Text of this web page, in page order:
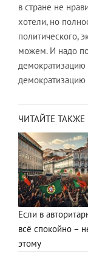
в стране не
хотели, но
политического,
можем. И надо
демократизацию
ЧИТАЙТЕ ТАКЖЕ
Если в
всё спокойно –
этому